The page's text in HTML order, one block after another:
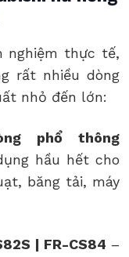
nghiệm thực tế,
rất nhiều dòng
nhỏ đến lớn:
phổ thông
hầu hết cho
băng tải, máy
| FR-CS84 –